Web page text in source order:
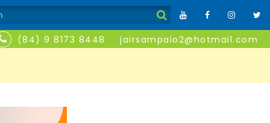
(84) 9 8173 8448 jairsampaio2@hotmail.com